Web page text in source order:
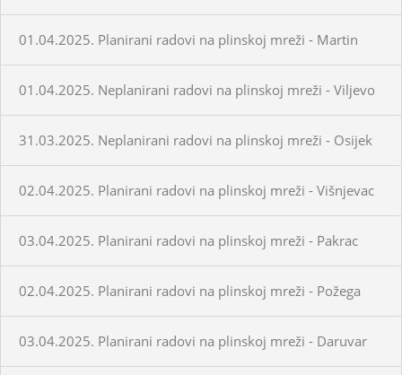
01.04.2025. Planirani radovi na plinskoj mreži - Martin
01.04.2025. Neplanirani radovi na plinskoj mreži - Viljevo
31.03.2025. Neplanirani radovi na plinskoj mreži - Osijek
02.04.2025. Planirani radovi na plinskoj mreži - Višnjevac
03.04.2025. Planirani radovi na plinskoj mreži - Pakrac
02.04.2025. Planirani radovi na plinskoj mreži - Požega
03.04.2025. Planirani radovi na plinskoj mreži - Daruvar